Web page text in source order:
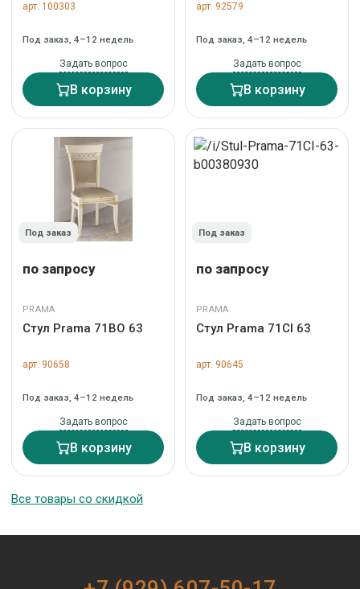
арт. 100303
Под заказ, 4–12 недель
Задать вопрос
В корзину
арт. 92579
Под заказ, 4–12 недель
Задать вопрос
В корзину
Под заказ
по запросу
PRAMA
Стул Prama 71BO 63
арт. 90658
Под заказ, 4–12 недель
Задать вопрос
В корзину
Под заказ
по запросу
PRAMA
Стул Prama 71CI 63
арт. 90645
Под заказ, 4–12 недель
Задать вопрос
В корзину
Все товары со скидкой